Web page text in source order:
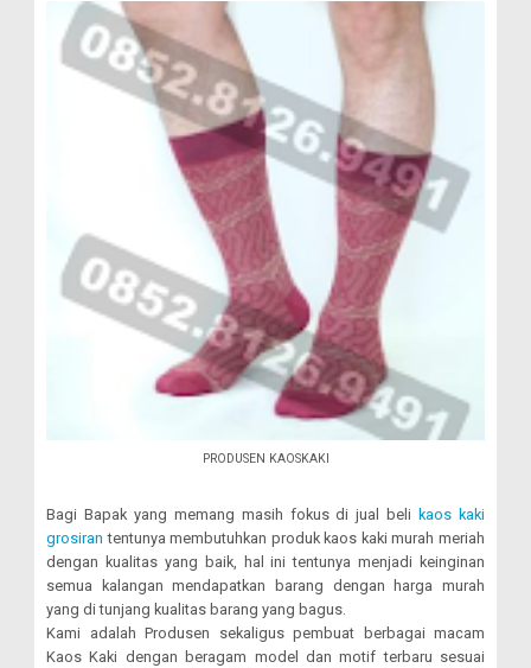
PRODUSEN KAOSKAKI
Bagi Bapak yang memang masih fokus di jual beli kaos kaki
grosiran tentunya membutuhkan produk kaos kaki murah meriah
dengan kualitas yang baik, hal ini tentunya menjadi keinginan
semua kalangan mendapatkan barang dengan harga murah
yang di tunjang kualitas barang yang bagus.
Kami adalah Produsen sekaligus pembuat berbagai macam
Kaos Kaki dengan beragam model dan motif terbaru sesuai